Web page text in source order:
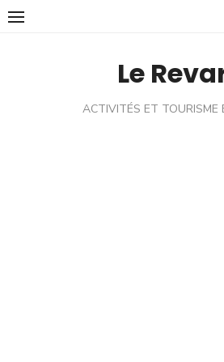
Skip
Le
ACTIVITÉS ET TOURISME